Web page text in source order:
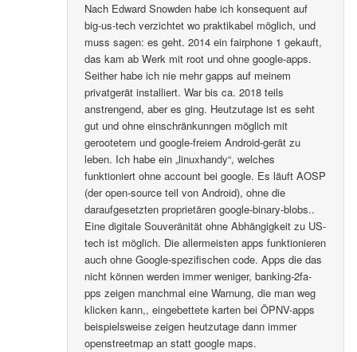
Nach Edward Snowden habe ich konsequent auf
big-us-tech verzichtet wo praktikabel möglich, und
muss sagen: es geht. 2014 ein fairphone 1 gekauft,
das kam ab Werk mit root und ohne google-apps.
Seither habe ich nie mehr gapps auf meinem
privatgerät installiert. War bis ca. 2018 teils
anstrengend, aber es ging. Heutzutage ist es seht
gut und ohne einschränkunngen möglich mit
gerootetem und google-freiem Android-gerät zu
leben. Ich habe ein „linuxhandy“, welches
funktioniert ohne account bei google. Es läuft AOSP
(der open-source teil von Android), ohne die
daraufgesetzten proprietären google-binary-blobs..
Eine digitale Souveränität ohne Abhängigkeit zu US-
tech ist möglich. Die allermeisten apps funktionieren
auch ohne Google-spezifischen code. Apps die das
nicht können werden immer weniger, banking-2fa-
pps zeigen manchmal eine Warnung, die man weg
klicken kann,, eingebettete karten bei ÖPNV-apps
beispielsweise zeigen heutzutage dann immer
openstreetmap an statt google maps.